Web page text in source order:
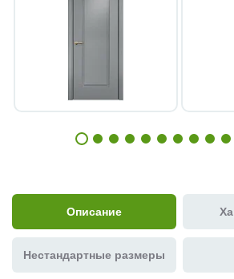
Описание
Нестандартные размеры